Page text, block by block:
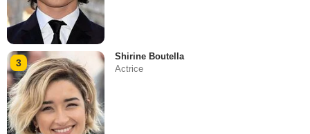
3
Shirine Boutella
Actrice